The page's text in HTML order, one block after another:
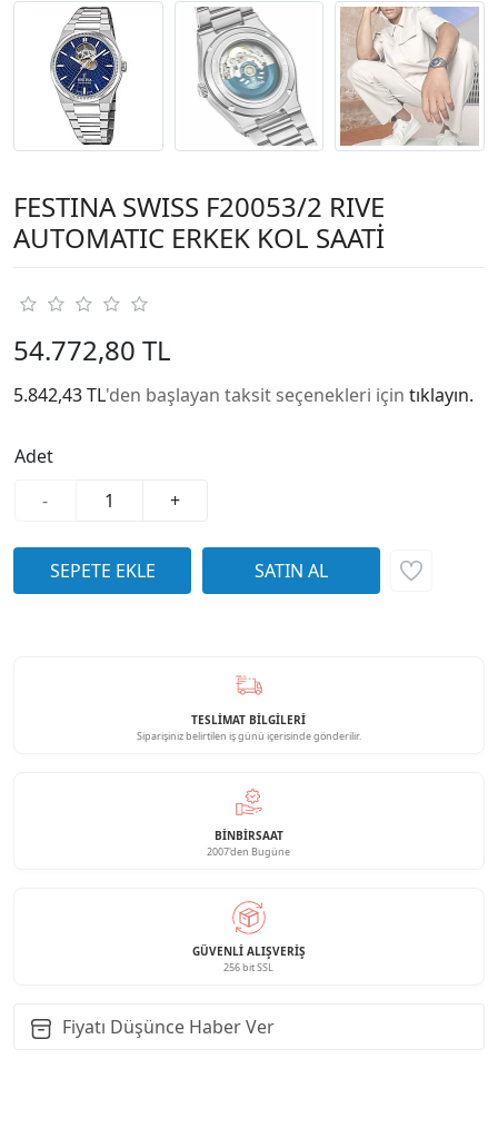
FESTINA SWISS F20053/2 RIVE
AUTOMATIC ERKEK KOL SAATİ
54.772,80 TL
5.842,43 TL'den başlayan taksit seçenekleri için tıklayın.
Adet
-
+
TESLİMAT BİLGİLERİ
Siparişiniz belirtilen iş günü içerisinde gönderilir.
BINBIRSAAT
2007'den Bugüne
GÜVENLI ALIŞVERIŞ
256 bit SSL
Fiyatı Düşünce Haber Ver